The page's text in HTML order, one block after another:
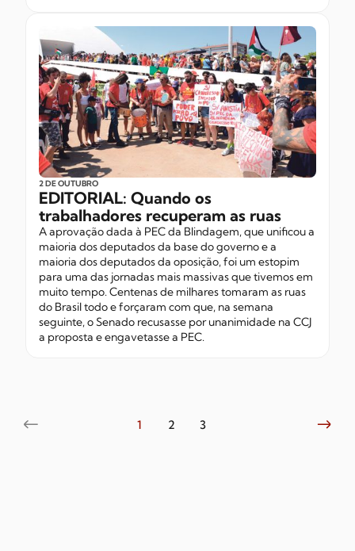
2 DE OUTUBRO
EDITORIAL: Quando os
trabalhadores recuperam as ruas
A aprovação dada à PEC da Blindagem, que unificou a
maioria dos deputados da base do governo e a
maioria dos deputados da oposição, foi um estopim
para uma das jornadas mais massivas que tivemos em
muito tempo. Centenas de milhares tomaram as ruas
do Brasil todo e forçaram com que, na semana
seguinte, o Senado recusasse por unanimidade na CCJ
a proposta e engavetasse a PEC.
1 2 3